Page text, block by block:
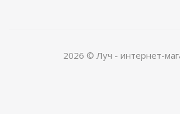
2026 © Луч - интернет-